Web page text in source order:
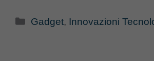
Categorie
Gadget, Innovazioni